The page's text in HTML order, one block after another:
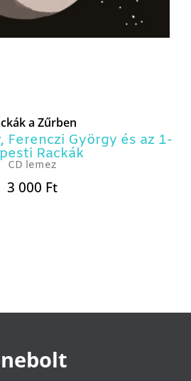
a Zűrben
, Ferenczi György és az 1-
Rackák
CD lemez
3 000 Ft